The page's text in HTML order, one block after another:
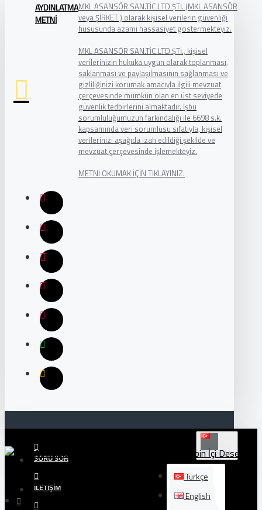
AYDINLATMA
METNİ
MKL ASANSÖR SAN.TİC.LTD.ŞTİ. (MKL ASANSÖR
veya ŞİRKET ) olarak kişisel verilerin güvenliği
hususunda azami hassasiyet göstermekteyiz.
MKL ASANSÖR SAN.TİC.LTD.ŞTİ., kişisel
verilerinizin hukuka uygun olarak toplanması,
saklanması ve paylaşılmasının sağlanması ve
gizliliğinizi korumak amacıyla ilgili mevzuat
çerçevesinde mümkün olan en üst seviyede
güvenlik tedbirlerini almaktadır. İşbu
sorumluluğumuzun farkındalığı ile 6698 s.k.
kapsamında veri sorumlusu sıfatıyla, kişisel
verilerinizi aşağıda izah edildiği şekilde ve
mevzuat çerçevesinde işlemekteyiz.
METNİ OKUMAK İÇİN TIKLAYINIZ.
SORU SOR
İLETIŞIM
TÜRKÇE
Türkçe
English